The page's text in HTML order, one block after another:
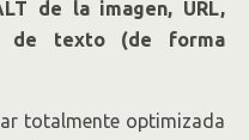
de la imagen, URL,
de texto (de forma
totalmente optimizada